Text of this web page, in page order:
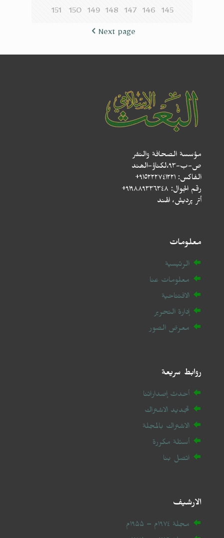
145
146
147
148
149
150
151
Next page
مؤسسة الصحافة والنشر
ص-ب-۹۳،لکناؤ-الھند
الفاكس: ٩١٥٢٢٢٧٤١٢٢١+
رقم الجوال: ٩١٩٨٨٩٣٣٦٣٤٨+
أتر پردیش، الهند
معلومات
الرئيسية
معلومات عنا
الافتتاحية
إدارة التحرير
معرض الصور
روابط سريعة
أحدث إصداراتنا
تجديد الاشتراك
الاشتراك بالمجلة
أسئلة مكررة
اتصل بنا
الارشيف
مجلة ۱۹۷٤م – ۱۹۵۵م